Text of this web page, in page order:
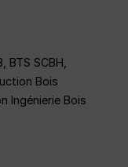
BTS SCBH,
Bois
Ingénierie Bois